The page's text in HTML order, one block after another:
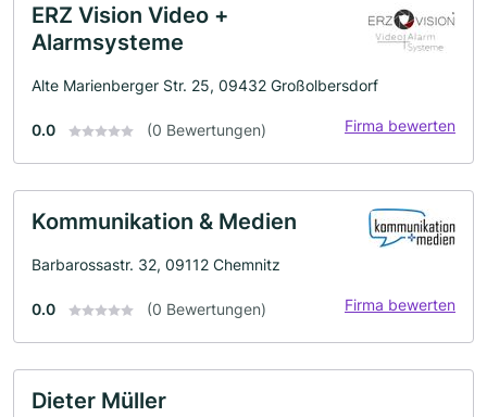
ERZ Vision Video +
Alarmsysteme
Alte Marienberger Str. 25, 09432 Großolbersdorf
0.0 (0 Bewertungen) Firma bewerten
Kommunikation & Medien
Barbarossastr. 32, 09112 Chemnitz
0.0 (0 Bewertungen) Firma bewerten
Dieter Müller